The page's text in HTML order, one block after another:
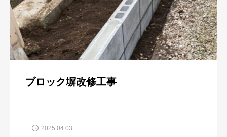
ブロック塀改修工事
2025.04.03